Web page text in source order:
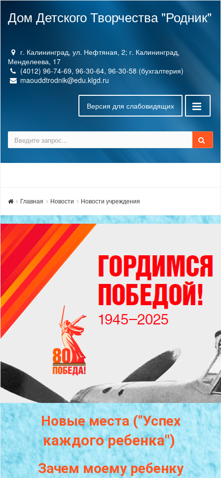
Дом Детского Творчества "Родник"
г. Калининград, ул. Нефтяная, 2; г. Калининград,
Менделеева, 17
(4012) 96-74-69, 96-30-64, 96-30-58 (бухгалтерия)
maouddtrodnik@edu.klgd.ru
Версия для слабовидящих
Главная Новости Новости учреждения
Новые места ("Успех
каждогоребенка")
Зачем моему ребенку